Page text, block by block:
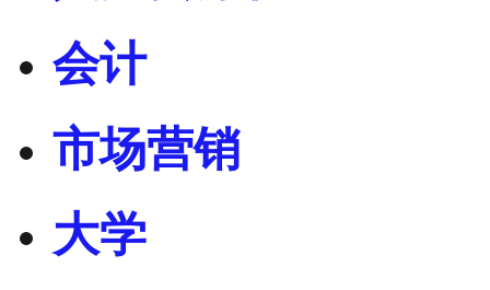
会计
市场营销
大学